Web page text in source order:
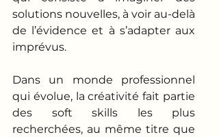
solutions nouvelles, à voir au-delà
de l’évidence et à s’adapter aux
imprévus.
Dans un monde professionnel
qui évolue, la créativité fait partie
des soft skills les plus
recherchées, au même titre que